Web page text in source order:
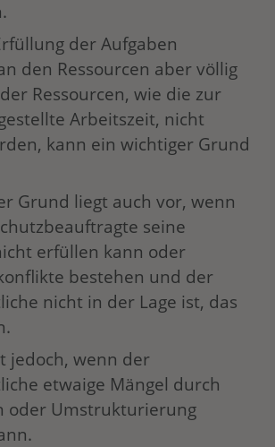
der Aufgaben
den Ressourcen aber völlig
Ressourcen, wie die zur
Arbeitszeit, nicht
kann ein wichtiger Grund
Grund liegt auch vor, wenn
seine
erfüllen kann oder
bestehen und der
nicht in der Lage ist, das
jedoch, wenn der
etwaige Mängel durch
oder Umstrukturierung